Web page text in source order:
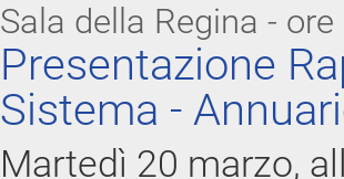
Sala della Regina - ore
Presentazione
Sistema -
Martedì 20 marzo,